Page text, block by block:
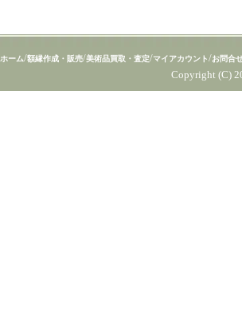
ホーム/額縁作成・販売/美術品買取・査定/マイアカウント/お問合
Copyright (C)